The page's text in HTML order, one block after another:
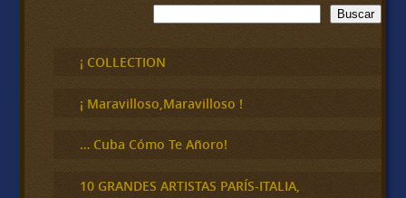
B
u
c
a
Buscar
¡ COLLECTION
¡ Maravilloso,Maravilloso !
… Cuba Cómo Te Añoro!
10 GRANDES ARTISTAS PARÍS-ITALIA,